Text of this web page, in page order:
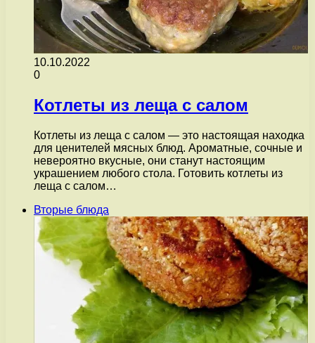
10.10.2022
0
Котлеты из леща с салом
Котлеты из леща с салом — это настоящая находка
для ценителей мясных блюд. Ароматные, сочные и
невероятно вкусные, они станут настоящим
украшением любого стола. Готовить котлеты из
леща с салом…
Вторые блюда